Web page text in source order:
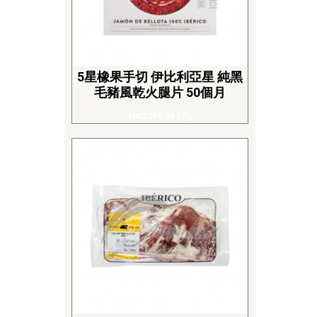
5星橡果手切 伊比利亞星 純黑
毛豬風乾火腿片 50個月